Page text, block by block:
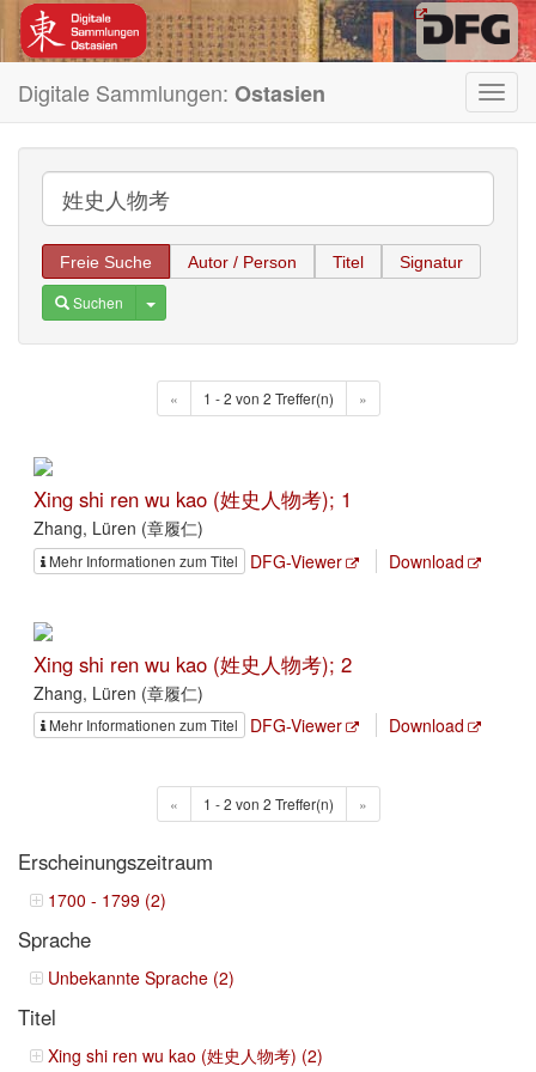
Digitale Sammlungen: Ostasien
Freie Suche Autor / Person Titel Signatur
Suchen Toggle Dropdown
« 1 - 2 von 2 Treffer(n) »
Xing shi ren wu kao (姓史人物考); 1
Zhang, Lüren (章履仁)
Mehr Informationen zum Titel DFG-Viewer Download
Xing shi ren wu kao (姓史人物考); 2
Zhang, Lüren (章履仁)
Mehr Informationen zum Titel DFG-Viewer Download
« 1 - 2 von 2 Treffer(n) »
Erscheinungszeitraum
1700 - 1799 (2)
Sprache
Unbekannte Sprache (2)
Titel
Xing shi ren wu kao (姓史人物考) (2)